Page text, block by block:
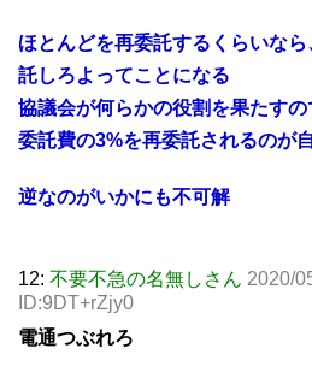
ほとんどを再委託するくらいな
託しろよってことになる
協議会が何らかの役割を果たす
委託費の3%を再委託されるのが
逆なのがいかにも不可解
12: 不要不急の名無しさん 2020/
ID:9DT+rZjy0
電通つぶれろ